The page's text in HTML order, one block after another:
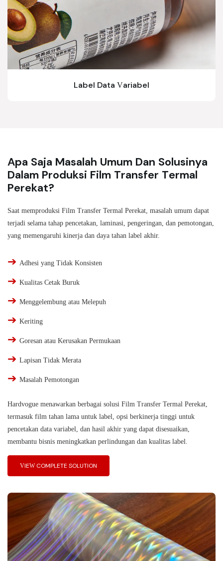
Label Data Variabel
Apa Saja Masalah Umum Dan Solusinya
Dalam Produksi Film Transfer Termal
Perekat?
Saat memproduksi Film Transfer Termal Perekat, masalah umum dapat
terjadi selama tahap pencetakan, laminasi, pengeringan, dan pemotongan,
yang memengaruhi kinerja dan daya tahan label akhir.
➔ Adhesi yang Tidak Konsisten
➔ Kualitas Cetak Buruk
➔ Menggelembung atau Melepuh
➔ Keriting
➔ Goresan atau Kerusakan Permukaan
➔ Lapisan Tidak Merata
➔ Masalah Pemotongan
Hardvogue menawarkan berbagai solusi Film Transfer Termal Perekat,
termasuk film tahan lama untuk label, opsi berkinerja tinggi untuk
pencetakan data variabel, dan hasil akhir yang dapat disesuaikan,
membantu bisnis meningkatkan perlindungan dan kualitas label.
VIEW COMPLETE SOLUTION